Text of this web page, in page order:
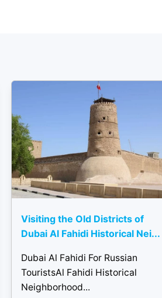
Visiting the Old Districts of
Dubai Al Fahidi Historical Nei...
Dubai Al Fahidi For Russian
TouristsAl Fahidi Historical
Neighborhood...